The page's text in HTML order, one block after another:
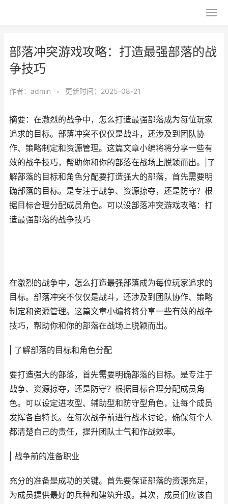
部落冲突游戏攻略：打造最强部落的战
争技巧
作者： admin • 更新时间：2025-08-21
摘要：在激烈的战争中，怎么打造最强部落成为每位玩家
追求的目标。部落冲突不仅仅是战斗，还涉及到团队协
作、策略制定和资源管理。这篇文章小编将将分享一些有
效的战争技巧，帮助你和你的部落在战场上脱颖而出。|了
解部落的目标和角色分配要打造强大的部落，首先需要明
确部落的目标。是专注于战争、资源掠夺，还是防守？根
据目标合理分配成员角色。可以设部落冲突游戏攻略：打
造最强部落的战争技巧
在激烈的战争中，怎么打造最强部落成为每位玩家追求的
目标。部落冲突不仅仅是战斗，还涉及到团队协作、策略
制定和资源管理。这篇文章小编将将分享一些有效的战争
技巧，帮助你和你的部落在战场上脱颖而出。
| 了解部落的目标和角色分配
要打造强大的部落，首先需要明确部落的目标。是专注于
战争、资源掠夺，还是防守？根据目标合理分配成员角
色。可以设定进攻型、辅助型和防守型角色，让每个成员
发挥各自特长。在每次战争前进行战术讨论，确保每个人
都清楚自己的责任，提升团队士气和作战效率。
| 战争前的准备职业
充分的准备是成功的关键。首先要保证部落的资源充足，
为成员提供最好的兵种和建筑升级。其次，成员们应该自